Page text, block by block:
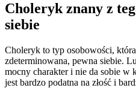
Choleryk znany z
siebie
Choleryk to typ osobowości,
zdeterminowana, pewna siebie.
mocny charakter i nie da sobie w
jest bardzo podatna na złość i